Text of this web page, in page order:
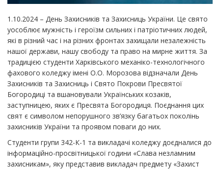
1.10.2024 – День Захисників та Захисниць України. Це свято
уособлює мужність і героїзм сильних і патріотичних людей,
які в різний час і на різних фронтах захищали незалежність
нашої держави, нашу свободу та право на мирне життя. За
традицією студенти Харківського механіко-технологічного
фахового коледжу імені О.О. Морозова відзначали День
Захисників та Захисниць і Свято Покрови Пресвятої
Богородиці та вшановували Українських козаків,
заступницею, яких є Пресвята Богородиця. Поєднання цих
свят є символом непорушного зв’язку багатьох поколінь
захисників України та проявом поваги до них.
Студенти групи 342-К-1 та викладачі коледжу доєдналися до
інформаційно-просвітницької години «Слава незламним
захисникам», яку представив викладач предмету «Захист